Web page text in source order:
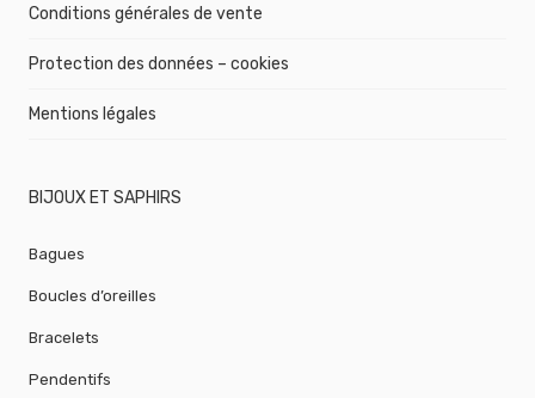
Conditions générales de vente
Protection des données – cookies
Mentions légales
BIJOUX ET SAPHIRS
Bagues
Boucles d’oreilles
Bracelets
Pendentifs